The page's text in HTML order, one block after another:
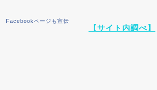
Facebookページも宣伝
【サイト内調べ】